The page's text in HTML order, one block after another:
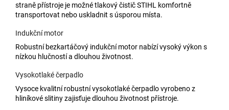
straně přístroje je možné tlakový čistič STIHL komfortně
transportovat nebo uskladnit s úsporou místa.
Indukční motor
Robustní bezkartáčový indukční motor nabízí vysoký výkon s
nízkou hlučností a dlouhou životnost.
Vysokotlaké čerpadlo
Vysoce kvalitní robustní vysokotlaké čerpadlo vyrobeno z
hliníkové slitiny zajisťuje dlouhou životnost přístroje.